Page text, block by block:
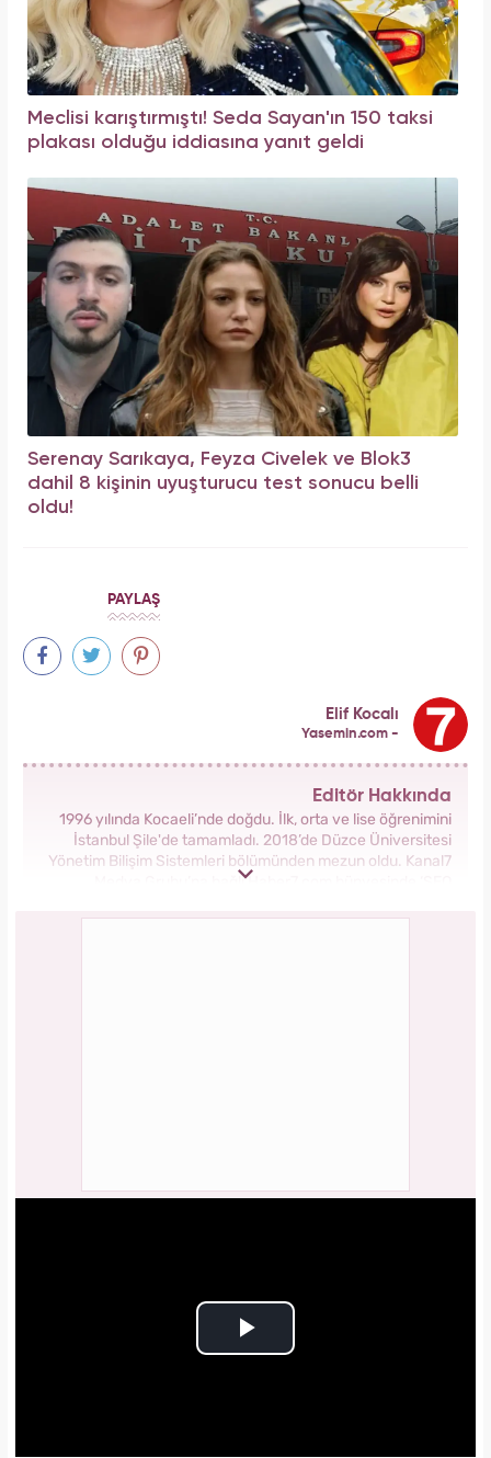
Meclisi karıştırmıştı! Seda Sayan'ın 150 taksi
plakası olduğu iddiasına yanıt geldi
Serenay Sarıkaya, Feyza Civelek ve Blok3
dahil 8 kişinin uyuşturucu test sonucu belli
oldu!
PAYLAŞ
Elif Kocalı
Yasemin.com -
Editör Hakkında
1996 yılında Kocaeli’nde doğdu. İlk, orta ve lise öğrenimini
İstanbul Şile'de tamamladı. 2018’de Düzce Üniversitesi
Yönetim Bilişim Sistemleri bölümünden mezun oldu. Kanal7
Medya Grubu’na bağlı Haber7.com bünyesinde ‘SEO